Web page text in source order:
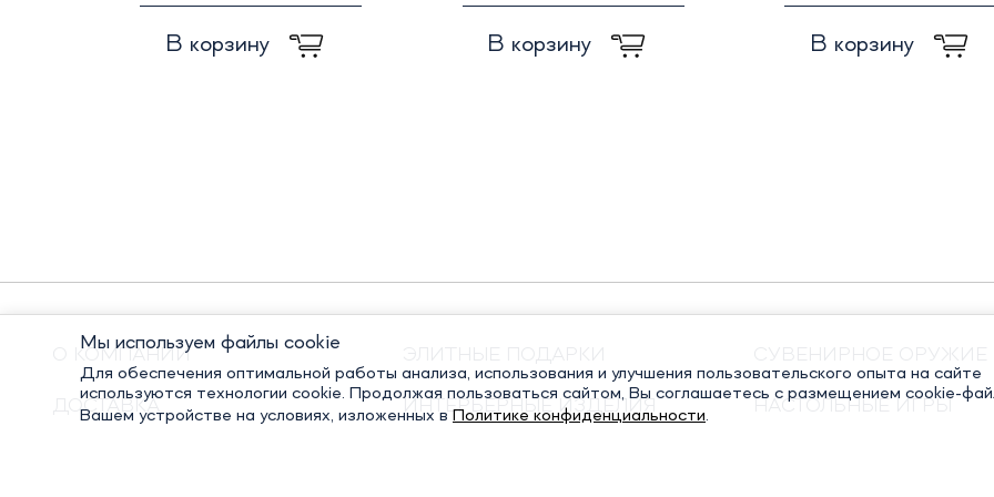
В корзину В корзину В корзину
О КОМПАНИИ
ДОСТАВКА ИНТЕРЬЕРНЫЕ ИЗДЕЛИЯ НАСТОЛЬНЫЕ ИГРЫ
Мы используем файлы cookie
Для обеспечения оптимальной работы анализа, использования и улучшения пользовательского опыта на сайте
используются технологии cookie. Продолжая пользоваться сайтом, Вы соглашаетесь с размещением cookie-
Вашем устройстве на условиях, изложенных в Политике конфиденциальности.